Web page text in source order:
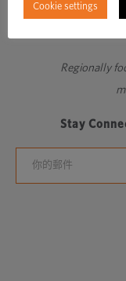
Regionally
Stay
Cookie settings